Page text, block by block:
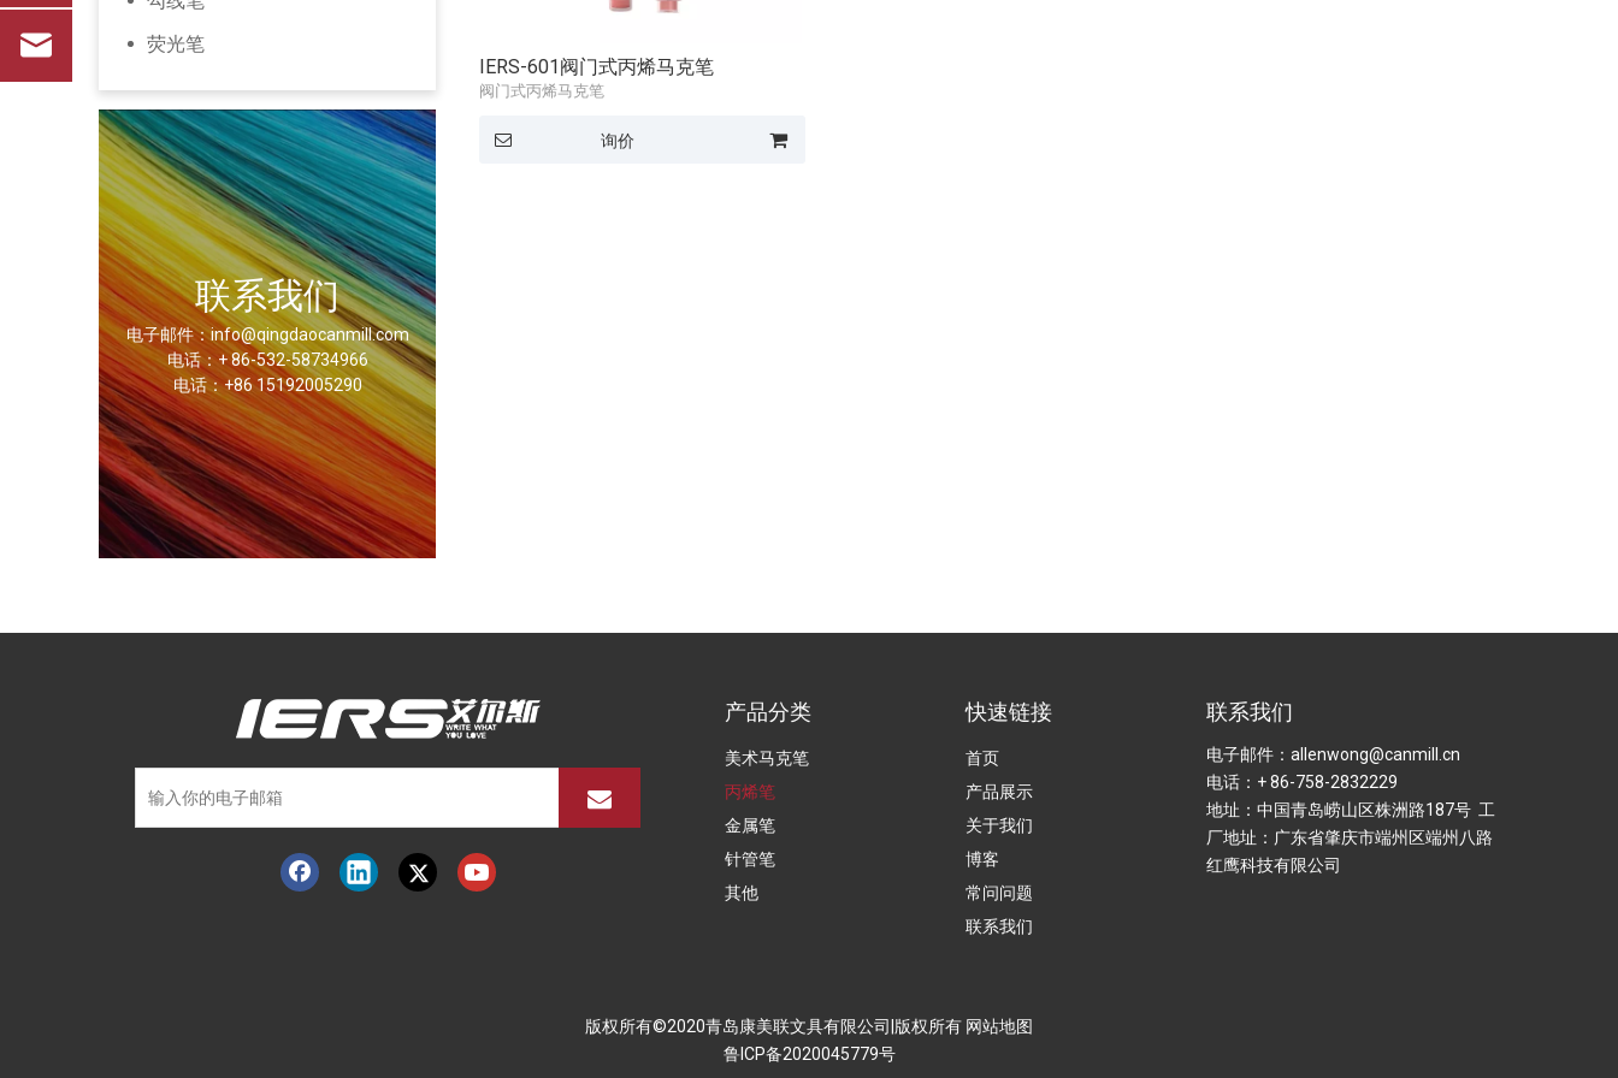
荧光笔
联系我们
电子邮件：info@qingdaocanmill.com
电话：+ 86-532-58734966
电话：+86 15192005290
IERS-601阀门式丙烯马克笔
阀门式丙烯马克笔
询价
产品分类
美术马克笔
丙烯笔
金属笔
针管笔
其他
快速链接
首页
产品展示
关于我们
博客
常问问题
联系我们
联系我们
电子邮件：allenwong@canmill.cn
电话：+ 86-758-2832229
地址：中国青岛崂山区株洲路187号 工
厂地址：广东省肇庆市端州区端州八路
红鹰科技有限公司
版权所有©2020青岛康美联文具有限公司|版权所有 网站地图
鲁ICP备2020045779号